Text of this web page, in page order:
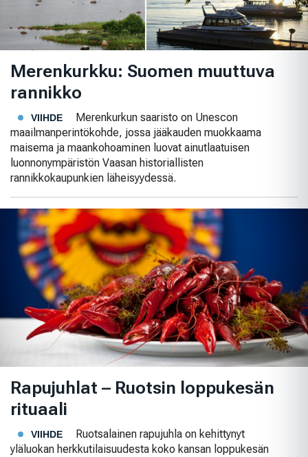
Merenkurkku: Suomen muuttuva
rannikko
VIIHDE
Merenkurkun saaristo on Unescon
maailmanperintökohde, jossa jääkauden muokkaama
maisema ja maankohoaminen luovat ainutlaatuisen
luonnonympäristön Vaasan historiallisten
rannikkokaupunkien läheisyydessä.
Rapujuhlat – Ruotsin loppukesän
rituaali
VIIHDE
Ruotsalainen rapujuhla on kehittynyt
yläluokan herkkutilaisuudesta koko kansan loppukesän